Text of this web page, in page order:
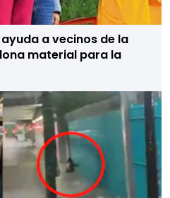
a vecinos de la
material para la